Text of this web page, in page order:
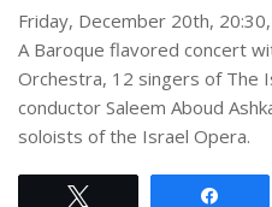
Friday, December 20th,
A Baroque flavored concert
Orchestra, 12 singers of The
conductor Saleem Aboud
soloists of the Israel Opera.